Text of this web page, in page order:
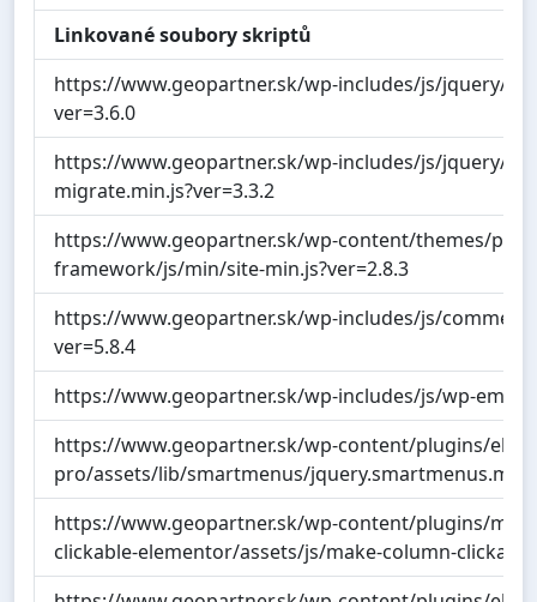
Linkované soubory skriptů
https://www.geopartner.sk/wp-includes/js/jquery/
ver=3.6.0
https://www.geopartner.sk/wp-includes/js/jquery/
migrate.min.js?ver=3.3.2
https://www.geopartner.sk/wp-content/themes/
framework/js/min/site-min.js?ver=2.8.3
https://www.geopartner.sk/wp-includes/js/
ver=5.8.4
https://www.geopartner.sk/wp-includes/js/wp-
https://www.geopartner.sk/wp-content/plugins/
pro/assets/lib/smartmenus/
https://www.geopartner.sk/wp-content/plugins/
clickable-elementor/assets/js/make-column-